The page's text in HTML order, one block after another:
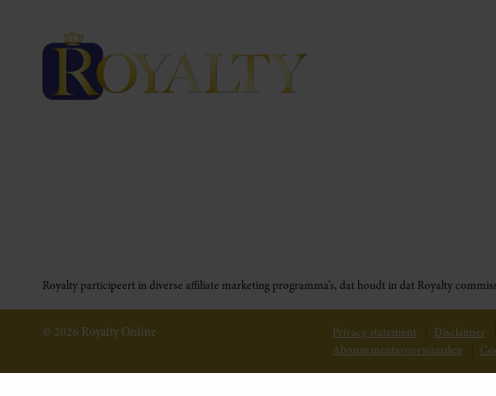
Royalty participeert in diverse affiliate marketing programma’s, dat houdt in dat Royalty
© 2026 Royalty Online Privacy statement Disclaimer
Abonnementsvoorwaarden